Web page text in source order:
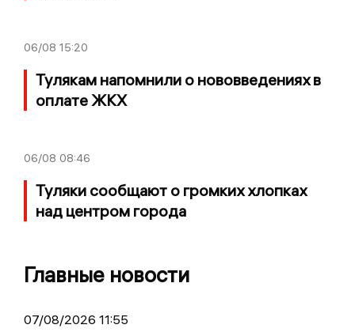
06/08 15:20
Тулякам напомнили о нововведениях в
оплате ЖКХ
06/08 08:46
Туляки сообщают о громких хлопках
над центром города
Главные новости
07/08/2026 11:55